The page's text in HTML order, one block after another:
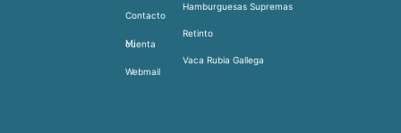
Contacto
Mi cuenta
Webmail
Hamburguesas Supremas
Retinto
Vaca Rubia Gallega